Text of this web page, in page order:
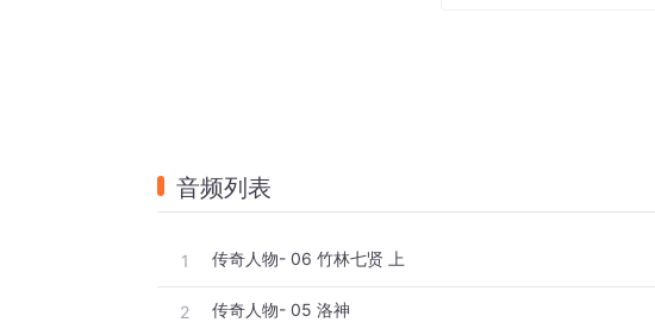
音频列表
1 传奇人物- 06 竹林七贤 上
2 传奇人物- 05 洛神